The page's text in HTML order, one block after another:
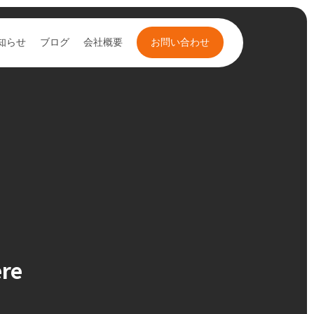
らせ ブログ 会社概要 お問い合わせ